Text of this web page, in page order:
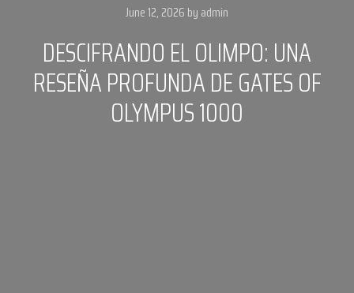
June 12, 2026 by admin
DESCIFRANDO EL OLIMPO: UNA
RESEÑA PROFUNDA DE GATES OF
OLYMPUS 1000